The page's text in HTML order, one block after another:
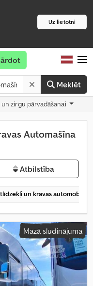
Uz lietotni
Meklēt
zirgu pārvadāšanai
Automašīna
Atbilstība
un kravas automobiļi
Mazā sludinājuma